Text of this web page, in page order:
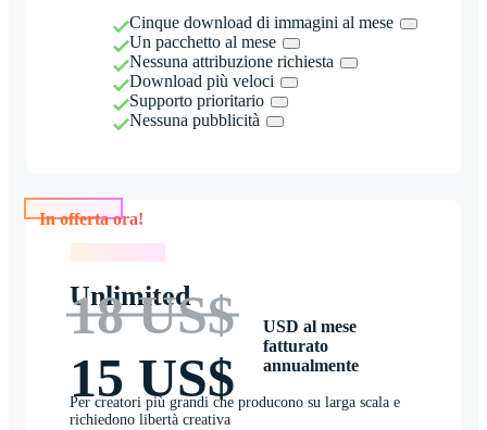
Cinque download di immagini al mese
Un pacchetto al mese
Nessuna attribuzione richiesta
Download più veloci
Supporto prioritario
Nessuna pubblicità
Unlimited
18 US$
15 US$
USD al mese
fatturato
annualmente
Per creatori più grandi che producono su larga scala e
richiedono libertà creativa